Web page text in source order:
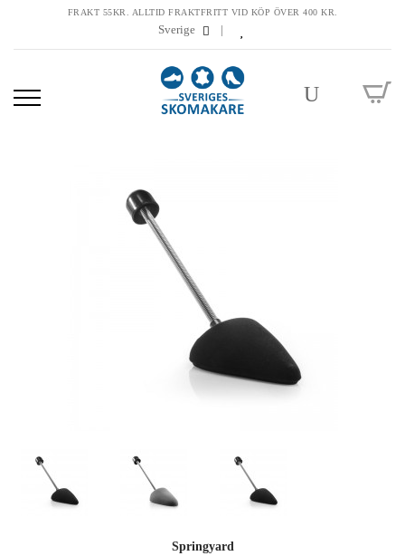
FRAKT 55KR. ALLTID FRAKTFRITT VID KÖP ÖVER 400 KR.
Sverige
Springyard